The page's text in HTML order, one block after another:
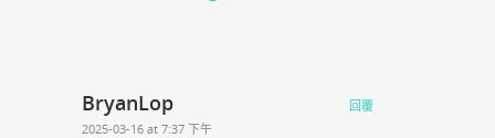
BryanLop
2025-03-16 at 7:37 下午
回覆